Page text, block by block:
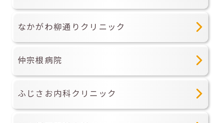
なかがわ柳通りクリニック
仲宗根病院
ふじさお内科クリニック